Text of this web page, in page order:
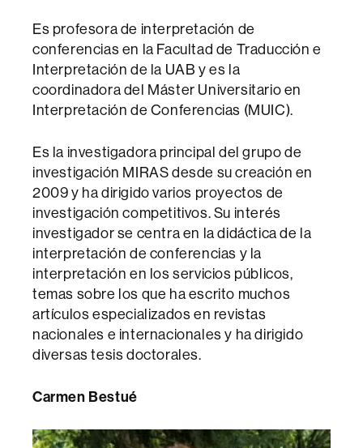
Es profesora de interpretación de
conferencias en la Facultad de Traducción e
Interpretación de la UAB y es la
coordinadora del Máster Universitario en
Interpretación de Conferencias (MUIC).
Es la investigadora principal del grupo de
investigación MIRAS desde su creación en
2009 y ha dirigido varios proyectos de
investigación competitivos. Su interés
investigador se centra en la didáctica de la
interpretación de conferencias y la
interpretación en los servicios públicos,
temas sobre los que ha escrito muchos
artículos especializados en revistas
nacionales e internacionales y ha dirigido
diversas tesis doctorales.
Carmen Bestué